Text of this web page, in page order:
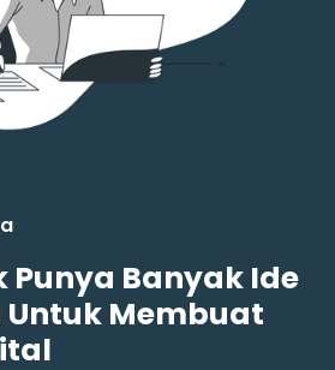
Punya Banyak Ide
Membuat